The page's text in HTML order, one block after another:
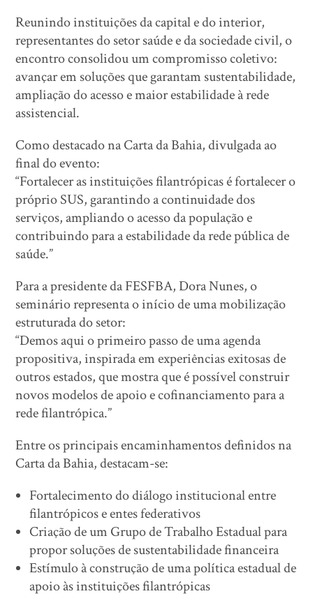
Reunindo instituições da capital e do interior,
representantes do setor saúde e da sociedade civil, o
encontro consolidou um compromisso coletivo:
avançar em soluções que garantam sustentabilidade,
ampliação do acesso e maior estabilidade à rede
assistencial.
Como destacado na Carta da Bahia, divulgada ao
final do evento:
“Fortalecer as instituições filantrópicas é fortalecer o
próprio SUS, garantindo a continuidade dos
serviços, ampliando o acesso da população e
contribuindo para a estabilidade da rede pública de
saúde.”
Para a presidente da FESFBA, Dora Nunes, o
seminário representa o início de uma mobilização
estruturada do setor:
“Demos aqui o primeiro passo de uma agenda
propositiva, inspirada em experiências exitosas de
outros estados, que mostra que é possível construir
novos modelos de apoio e cofinanciamento para a
rede filantrópica.”
Entre os principais encaminhamentos definidos na
Carta da Bahia, destacam-se:
Fortalecimento do diálogo institucional entre
filantrópicos e entes federativos
Criação de um Grupo de Trabalho Estadual para
propor soluções de sustentabilidade financeira
Estímulo à construção de uma política estadual de
apoio às instituições filantrópicas